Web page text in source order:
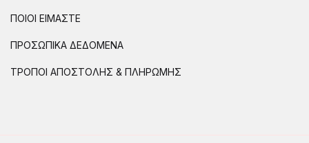
ΠΟΙΟΙ ΕΙΜΑΣΤΕ
ΠΡΟΣΩΠΙΚΑ ΔΕΔΟΜΕΝΑ
ΤΡΟΠΟΙ ΑΠΟΣΤΟΛΗΣ & ΠΛΗΡΩΜΗΣ